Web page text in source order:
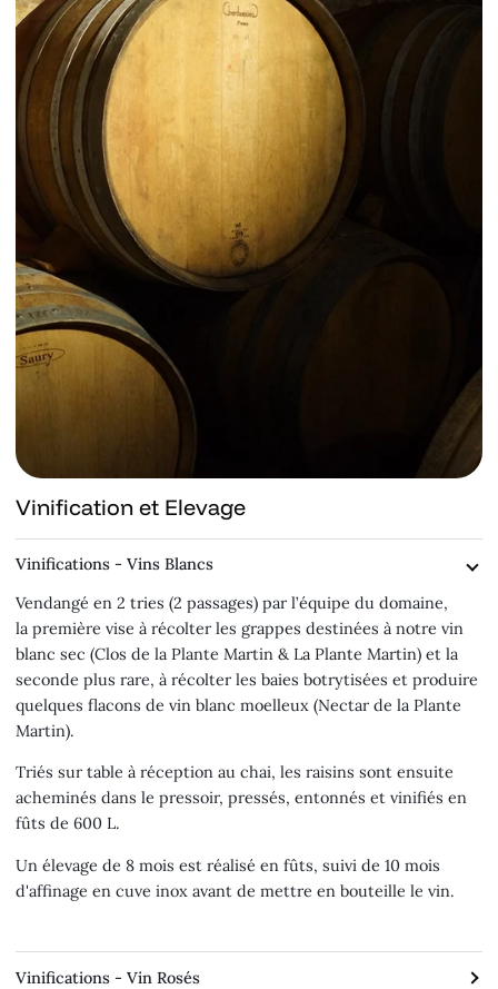
Vinification et Elevage
Vinifications - Vins Blancs
Vendangé en 2 tries (2 passages) par l’équipe du domaine,
la première vise à récolter les grappes destinées à notre vin
blanc sec (Clos de la Plante Martin & La Plante Martin) et la
seconde plus rare, à récolter les baies botrytisées et produire
quelques flacons de vin blanc moelleux (Nectar de la Plante
Martin).
Triés sur table à réception au chai, les raisins sont ensuite
acheminés dans le pressoir, pressés, entonnés et vinifiés en
fûts de 600 L.
Un élevage de 8 mois est réalisé en fûts, suivi de 10 mois
d'affinage en cuve inox avant de mettre en bouteille le vin.
Vinifications - Vin Rosés